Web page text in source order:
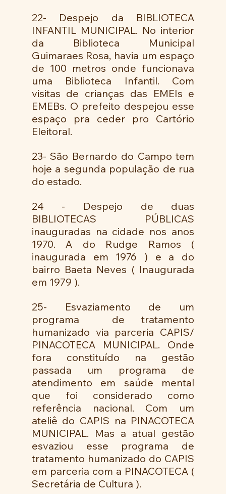
22- Despejo da BIBLIOTECA
INFANTIL MUNICIPAL. No interior
da Biblioteca Municipal
Guimaraes Rosa, havia um espaço
de 100 metros onde funcionava
uma Biblioteca Infantil. Com
visitas de crianças das EMEIs e
EMEBs. O prefeito despejou esse
espaço pra ceder pro Cartório
Eleitoral.
23- São Bernardo do Campo tem
hoje a segunda população de rua
do estado.
24 - Despejo de duas
BIBLIOTECAS PÚBLICAS
inauguradas na cidade nos anos
1970. A do Rudge Ramos (
inaugurada em 1976 ) e a do
bairro Baeta Neves ( Inaugurada
em 1979 ).
25- Esvaziamento de um
programa  de tratamento
humanizado via parceria CAPIS/
PINACOTECA MUNICIPAL. Onde
fora constituído na gestão
passada um programa de
atendimento em saúde mental
que foi considerado como
referência nacional. Com um
ateliê do CAPIS na PINACOTECA
MUNICIPAL. Mas a atual gestão
esvaziou esse programa de
tratamento humanizado do CAPIS
em parceria com a PINACOTECA (
Secretária de Cultura ).